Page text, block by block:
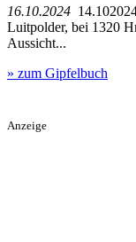
16.10.2024
Luitpolder, bei 1320
Aussicht...
» zum Gipfelbuch
Anzeige